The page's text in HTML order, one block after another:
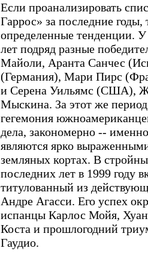
Если проанализировать
Гаррос» за последние
определенные тенденции.
лет подряд разные
Майоли, Аранта Санчес
(Германия), Мари Пирс
и Серена Уильямс (США),
Мыскина. За этот же
гегемония
дела, закономерно --
являются ярко
земляных кортах. В
последних лет в 1999 году
титулованный из
Андре Агасси. Его успех
испанцы Карлос Мойя,
Коста и прошлогодний
Гаудио.